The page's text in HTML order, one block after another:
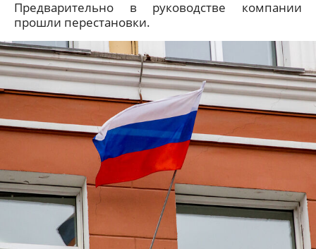
Предварительно в руководстве компании
прошли перестановки.